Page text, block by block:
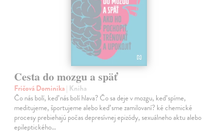
Cesta do mozgu a späť
Fričová Dominika| Kniha
Čo nás bolí, keď nás bolí hlava? Čo sa deje v mozgu, keď spíme,
meditujeme, športujeme alebo keď sme zamilovaní? ké chemické
procesy prebiehajú počas depresívnej epizódy, sexuálneho aktu alebo
epileptického…